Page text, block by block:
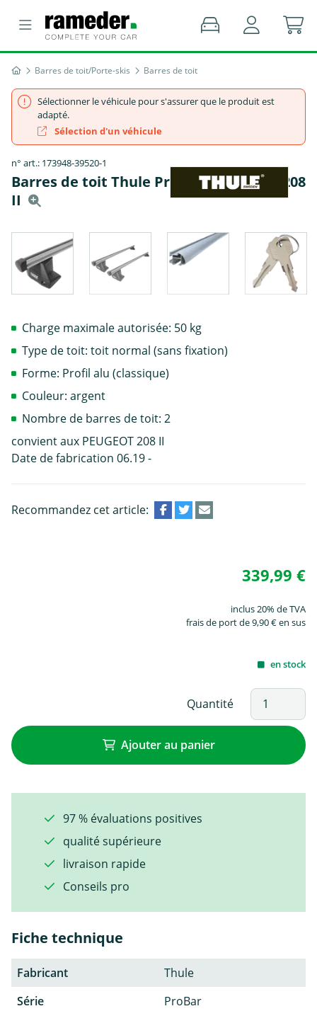
Barres de toit/Porte-skis Barres de toit
Sélectionner le véhicule pour s'assurer que le produit est
adapté.
Sélection d'un véhicule
n° art.: 173948-39520-1
Barres de toit Thule ProBar - PEUGEOT 208
II
Charge maximale autorisée: 50 kg
Type de toit: toit normal (sans fixation)
Forme: Profil alu (classique)
Couleur: argent
Nombre de barres de toit: 2
convient aux PEUGEOT 208 II
Date de fabrication 06.19 -
Recommandez cet article:
339,99 €
inclus 20% de TVA
frais de port de 9,90 € en sus
en stock
Quantité
Ajouter au panier
97 % évaluations positives
qualité supérieure
livraison rapide
Conseils pro
Fiche technique
Fabricant
Thule
Série
ProBar